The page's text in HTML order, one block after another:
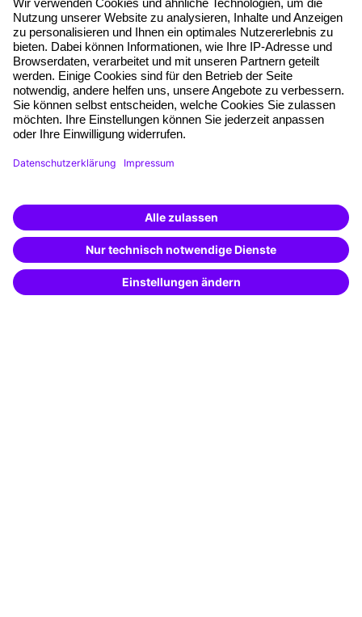
Über unser Angebot
Planungssicherheit
Freie Seminarplätze
Qualitätsstandards
Planung und Locations
Fördermöglichkeiten
Weiterbildungs-App
Besondere Angebote
Potenzialanalyse
Transfercoaching
Weiterbildung finden -
mit KI-Power!
Beschreibe was du suchst und erhalte
passende Weiterbildungen vomKI-Berater
– schnell und treffsicher.